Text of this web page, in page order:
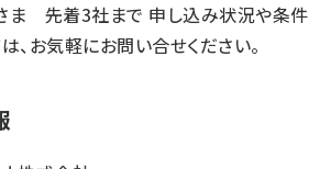
ま 先着3社まで 申し込み状況や条件
、お気軽にお問い合せください。